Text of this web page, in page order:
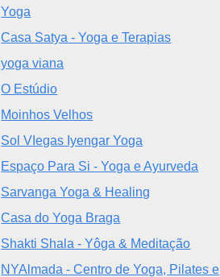
Yoga
Casa Satya - Yoga e Terapias
yoga viana
O Estúdio
Moinhos Velhos
Sol VIegas Iyengar Yoga
Espaço Para Si - Yoga e Ayurveda
Sarvanga Yoga & Healing
Casa do Yoga Braga
Shakti Shala - Yôga & Meditação
NYAlmada - Centro de Yoga, Pilates e